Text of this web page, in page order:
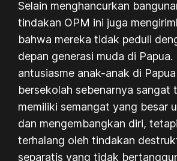
Selain menghancurkan
tindakan OPM ini juga
bahwa mereka tidak peduli
depan generasi muda di Papua.
antusiasme anak-anak di
bersekolah sebenarnya sangat
memiliki semangat yang besar
dan mengembangkan diri,
terhalang oleh tindakan
separatis yang tidak